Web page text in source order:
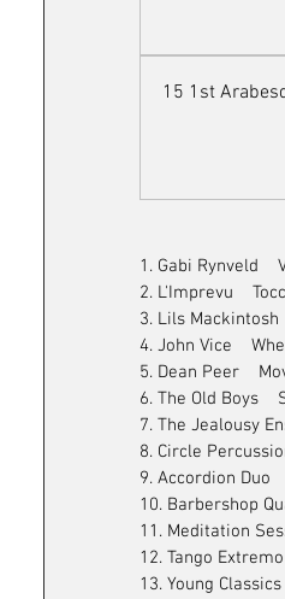
15 1st
1. Gabi Rynveld
2. L'Imprevu
3. Lils Mackintosh
4. John Vice
5. Dean Peer
6. The Old Boys
7. The Jealousy
8. Circle
9. Accordion Duo
10. Barbershop
11. Meditation
12. Tango Extremo
13. Young